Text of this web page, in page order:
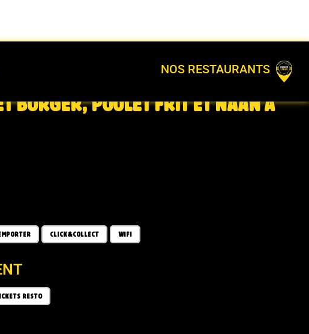
NOS RESTAURANTS
BURGER, POULET FRIT ET NAAN À
CLICK&COLLECT WIFI
RESTO